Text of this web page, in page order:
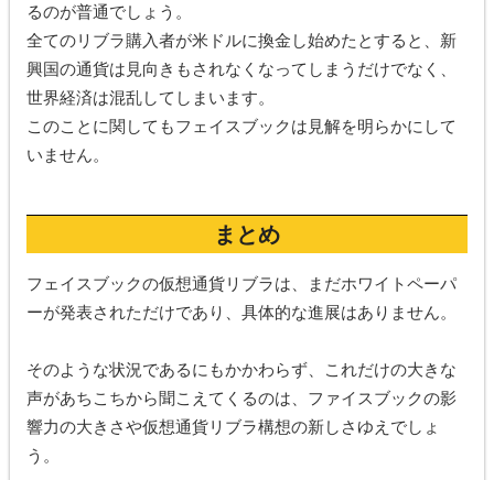
るのが普通でしょう。
全てのリブラ購入者が米ドルに換金し始めたとすると、新
興国の通貨は見向きもされなくなってしまうだけでなく、
世界経済は混乱してしまいます。
このことに関してもフェイスブックは見解を明らかにして
いません。
まとめ
フェイスブックの仮想通貨リブラは、まだホワイトペーパ
ーが発表されただけであり、具体的な進展はありません。
そのような状況であるにもかかわらず、これだけの大きな
声があちこちから聞こえてくるのは、ファイスブックの影
響力の大きさや仮想通貨リブラ構想の新しさゆえでしょ
う。